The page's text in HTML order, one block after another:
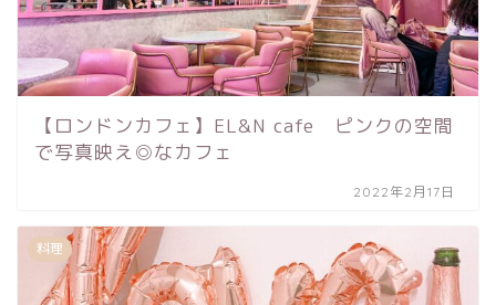
【ロンドンカフェ】EL&N cafe ピンクの空間
で写真映え◎なカフェ
2022年2月17日
料理